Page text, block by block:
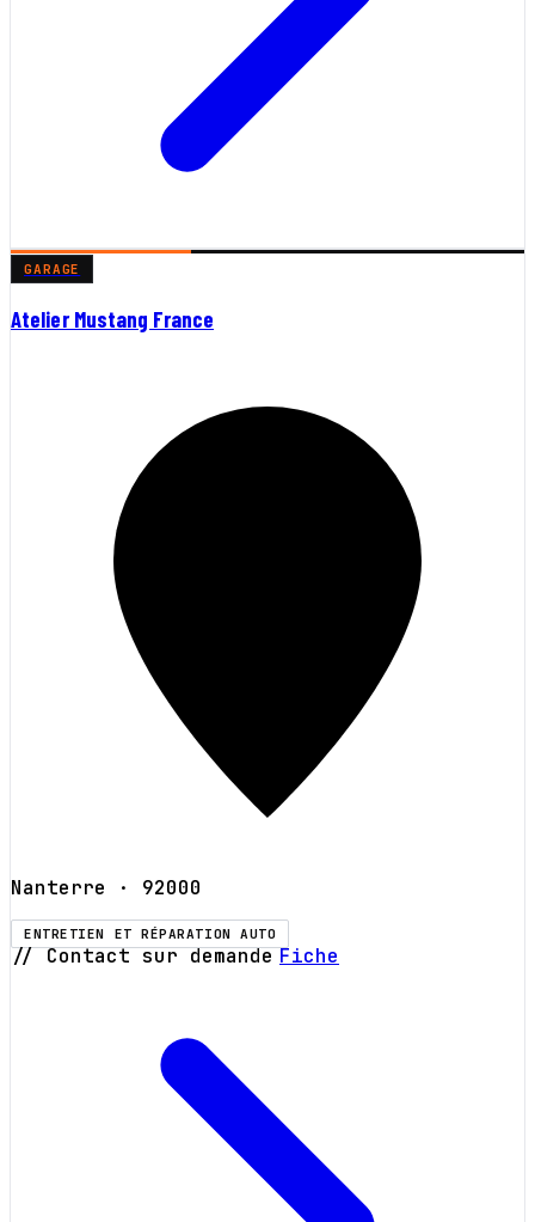
GARAGE
Atelier Mustang France
Nanterre · 92000
ENTRETIEN ET RÉPARATION AUTO
// Contact sur demande Fiche